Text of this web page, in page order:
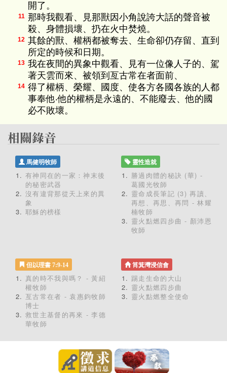
開了。
11 那時我觀看、見那獸因小角說誇大話的聲音被
殺、身體損壞、扔在火中焚燒。
12 其餘的獸、權柄都被奪去、生命卻仍存留、直到
所定的時候和日期。
13 我在夜間的異象中觀看、見有一位像人子的、駕
著天雲而來、被領到亙古常在者面前、
14 得了權柄、榮耀、國度、使各方各國各族的人都
事奉他‧他的權柄是永遠的、不能廢去、他的國
必不敗壞。
馬健明牧師
有神同在的一家：神末後
的秘密武器
沒有違背那從天上來的異
象
耶穌的榜樣
靈性造就
勝過肉體的秘訣 (華) -
葛國光牧師
靈命成長筆記 (3) 再讀、
再想、再思、再問 - 林耀
楠牧師
靈火點燃四步曲 - 顏沛恩
牧師
但以理書 7:9-14
真的時不我與嗎？ - 黃紹
權牧師
亙古常在者 - 袁惠鈞牧師
博士
救世主基督的再來 - 李德
華牧師
筲箕灣浸信會
踢走生命的大山
靈火點燃四步曲
靈火點燃整全使命